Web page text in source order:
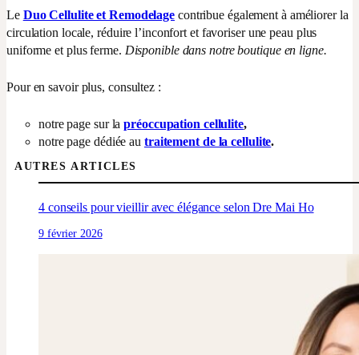
Le Duo Cellulite et Remodelage contribue également à améliorer la
circulation locale, réduire l’inconfort et favoriser une peau plus
uniforme et plus ferme. Disponible dans notre boutique en ligne.
Pour en savoir plus, consultez :
notre page sur lapréoccupation cellulite,
notre page dédiée au traitement de la cellulite.
AUTRES ARTICLES
4 conseils pour vieillir avec élégance selon Dre Mai Ho
9 février 2026